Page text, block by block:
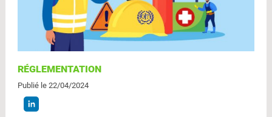
RÉGLEMENTATION
Publié le 22/04/2024